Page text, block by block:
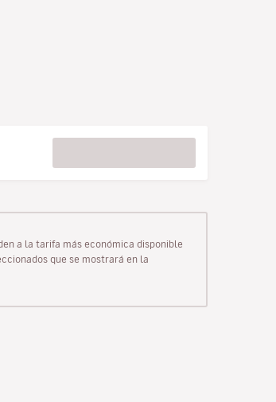
a la tarifa más económica disponible
que se mostrará en la